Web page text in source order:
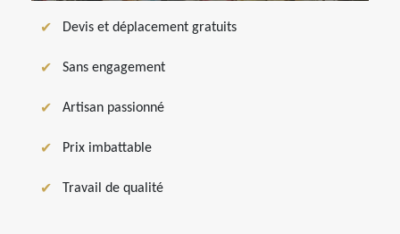
Devis et déplacement gratuits
Sans engagement
Artisan passionné
Prix imbattable
Travail de qualité